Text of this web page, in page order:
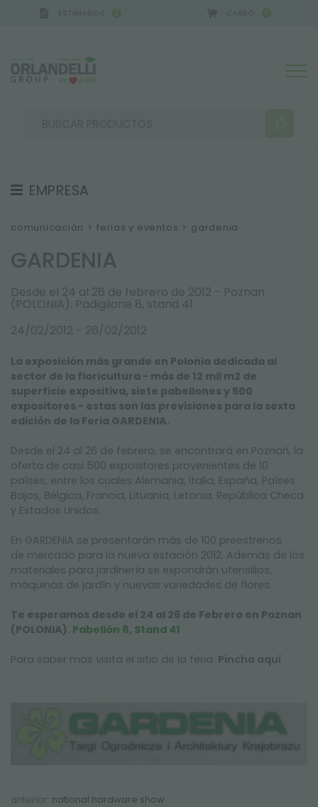
0 0
MÁS RESULTADOS PARA USTED:
EMPRESA
SOBRE NOSOTROS
SOSTENIBILIDAD
FERIAS Y EVENTOS
comunicación > ferias y eventos > gardenia
GARDENIA
Desde el 24 al 26 de febrero de 2012 - Poznan
(POLONIA). Padiglione 8, stand 41
24/02/2012 - 26/02/2012
La exposición más grande en Polonia dedicada al
sector de la floricultura - más de 12 mil m2 de
superficie expositiva, siete pabellones y 500
expositores - estas son las previsiones para la sexta
edición de la Feria GARDENIA.
Desde el 24 al 26 de febrero, se encontrará en Poznań, la
oferta de casi 500 expositores provenientes de 10
países, entre los cuales Alemania, Italia, España, Países
Bajos, Bélgica, Francia, Lituania, Letonia, República Checa
y Estados Unidos.
En GARDENIA se presentarán más de 100 preestrenos
de mercado para la nueva estación 2012. Además de los
materiales para jardinería se expondrán utensilios,
máquinas de jardín y nuevas variedades de flores.
Te esperamos desde el 24 al 26 de Febrero en Poznan
(POLONIA) . Pabellón 8, Stand 41
Para saber más visita el sitio de la feria. Pincha aquí
anterior: national hardware show